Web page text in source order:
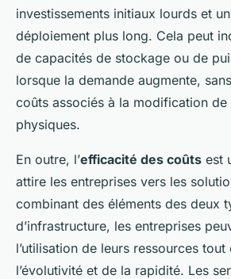
investissements initiaux lourds et
déploiement plus long. Cela peut
de capacités de stockage ou de
lorsque la demande augmente,
coûts associés à la modification de
physiques.
En outre, l’efficacité des coûts est
attire les entreprises vers les
combinant des éléments des deux
d’infrastructure, les entreprises
l’utilisation de leurs ressources
l’évolutivité et de la rapidité. Les